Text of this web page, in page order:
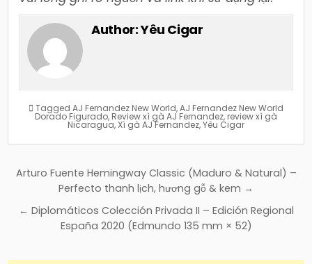
Author:Yêu Cigar
Tagged AJ Fernandez New World,AJ Fernandez New World
Dorado Figurado, Review xì gà AJ Fernandez, review xì gà
Nicaragua,Xì gà AJ Fernandez,Yêu Cigar
Điều
hướng
bài
Arturo Fuente Hemingway Classic (Maduro & Natural) –
Perfecto thanh lịch, hương gỗ & kem →
← Diplomáticos Colección Privada II – Edición Regional
España 2020 (Edmundo 135 mm × 52)